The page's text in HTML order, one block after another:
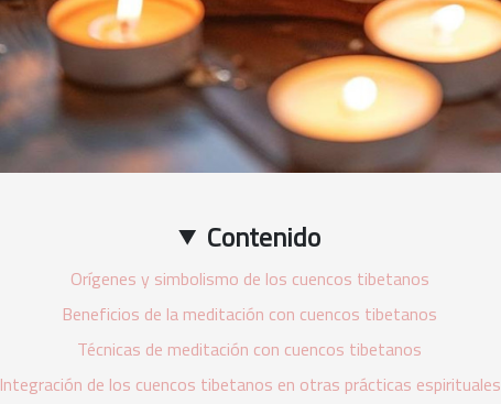
Contenido
Orígenes y simbolismo de los cuencos tibetanos
Beneficios de la meditación con cuencos tibetanos
Técnicas de meditación con cuencos tibetanos
Integración de los cuencos tibetanos en otras prácticas espirituales